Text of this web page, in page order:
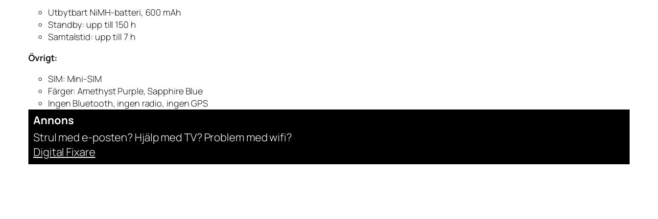
Utbytbart NiMH-batteri, 600 mAh
Standby: upp till 150 h
Samtalstid: upp till 7 h
Övrigt:
SIM: Mini-SIM
Färger: Amethyst Purple, Sapphire Blue
Ingen Bluetooth, ingen radio, ingen GPS
Annons
Strul med e-posten? Hjälp med TV? Problem med wifi?
Digital Fixare